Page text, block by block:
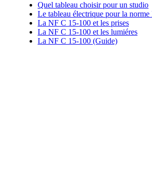
Quel tableau choisir pour un studio
Le tableau électrique pour la
La NF C 15-100 et les prises
La NF C 15-100 et les lumiéres
La NF C 15-100 (Guide)